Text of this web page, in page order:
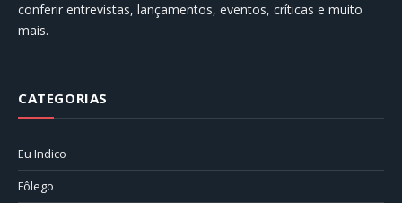
conferir entrevistas, lançamentos, eventos, críticas e muito
mais.
CATEGORIAS
Eu Indico
Fôlego